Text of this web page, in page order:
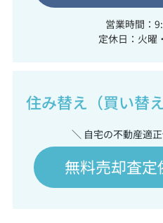
営業時間：
定休日：火曜
住み替え（買い替
＼ 自宅の不動産適
無料売却査定